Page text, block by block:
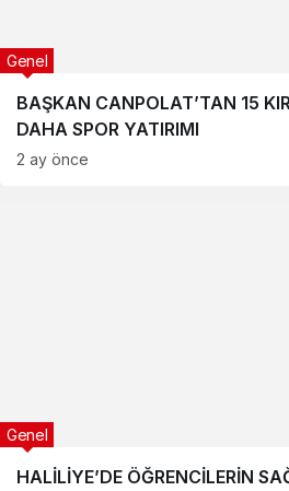
BAŞKAN CANPOLAT’TAN 15
DAHA SPOR YATIRIMI
Genel
2 ay önce
HALİLİYE’DE ÖĞRENCİLERİN
Genel